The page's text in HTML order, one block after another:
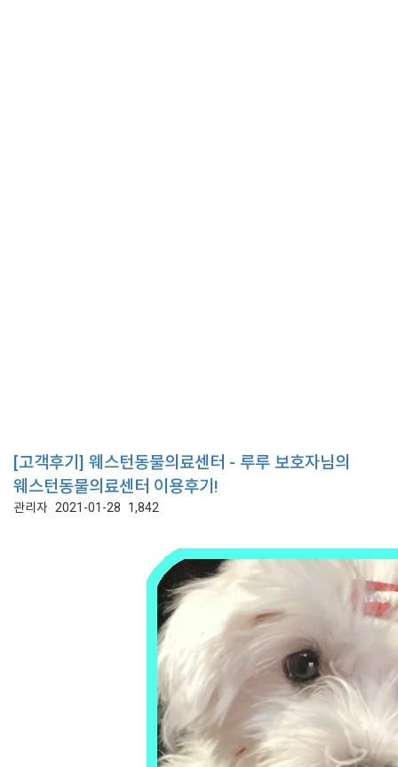
[고객후기] 웨스턴동물의료센터 - 루루 보호자님의
웨스턴동물의료센터 이용후기!
관리자 2021-01-28 1,842